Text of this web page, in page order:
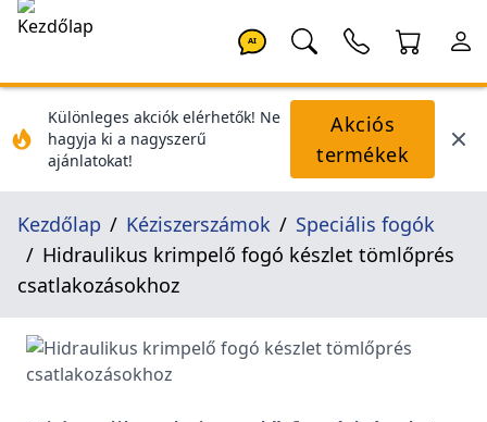
AI
Különleges akciók elérhetők! Ne
hagyja ki a nagyszerű
ajánlatokat!
Akciós
termékek
Kezdőlap Kéziszerszámok
Speciális fogók
Hidraulikus krimpelő fogó készlet tömlőprés
csatlakozásokhoz